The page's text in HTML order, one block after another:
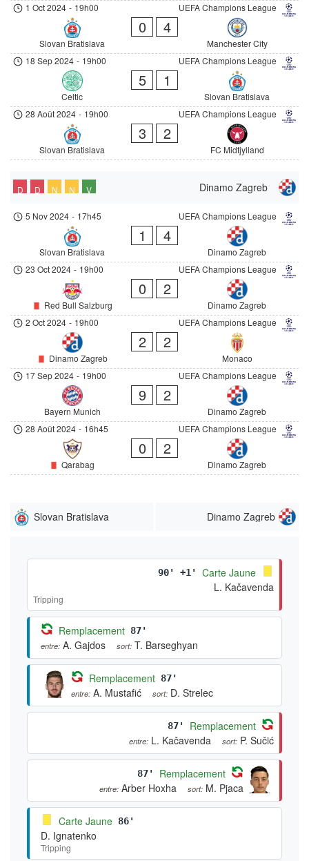
UEFA Champions League
1 Oct 2024 - 19h00
Slovan Bratislava
0 4
Manchester City
UEFA Champions League
18 Sep 2024 - 19h00
Celtic
5 1
Slovan Bratislava
UEFA Champions League
28 Août 2024 - 19h00
Slovan Bratislava
3 2
FC Midtjylland
Dinamo Zagreb
D D N N V
UEFA Champions League
5 Nov 2024 - 17h45
Slovan Bratislava
1 4
Dinamo Zagreb
UEFA Champions League
23 Oct 2024 - 19h00
Red Bull Salzburg
0 2
Dinamo Zagreb
UEFA Champions League
2 Oct 2024 - 19h00
Dinamo Zagreb
2 2
Monaco
UEFA Champions League
17 Sep 2024 - 19h00
Bayern Munich
9 2
Dinamo Zagreb
UEFA Champions League
28 Août 2024 - 16h45
Qarabag
0 2
Dinamo Zagreb
Slovan Bratislava Dinamo Zagreb
90' +1'
Carte Jaune
L. Kačavenda
Tripping
Remplacement 87'
entre: A. Gajdos sort: T. Barseghyan
Remplacement 87'
entre: A. Mustafić sort: D. Strelec
87' Remplacement
entre: L. Kačavenda sort: P. Sučić
87' Remplacement
entre: Arber Hoxha sort: M. Pjaca
Carte Jaune 86'
D. Ignatenko
Tripping